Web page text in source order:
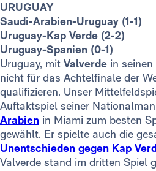
URUGUAY
Saudi-Arabien-Uruguay (1-1)
Uruguay-Kap Verde (2-2)
Uruguay-Spanien (0-1)
Uruguay, mit Valverde in
nicht für das Achtelfinale der
qualifizieren. Unser
Auftaktspiel seiner
Arabien in Miami zum besten
gewählt. Er spielte auch die
Unentschieden gegen Kap
Valverde stand im dritten Spiel